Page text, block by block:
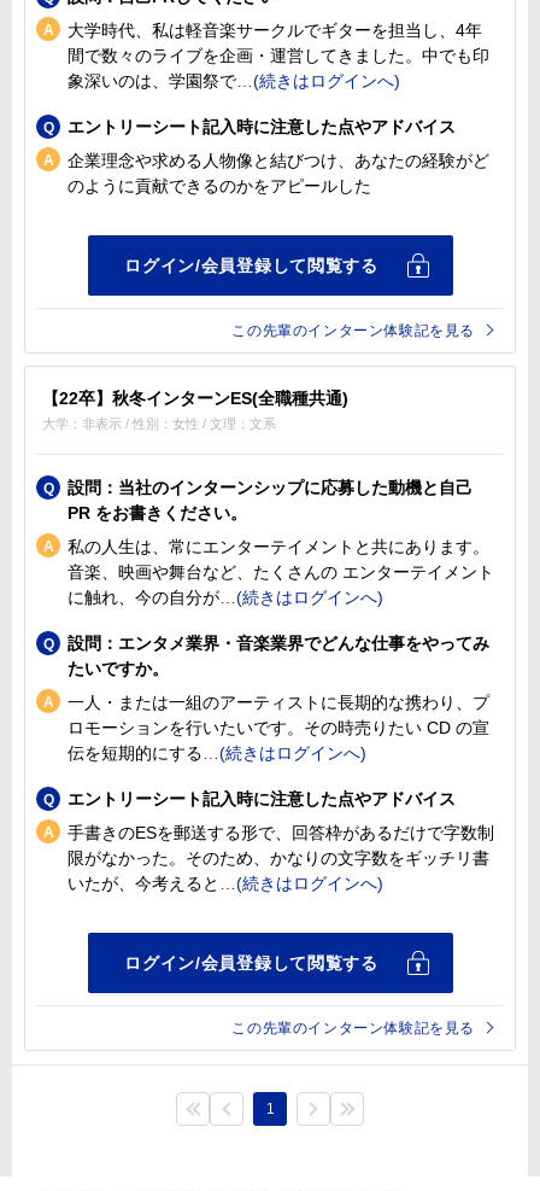
大学時代、私は軽音楽サークルでギターを担当し、4年
間で数々のライブを企画・運営してきました。中でも印
象深いのは、学園祭で
エントリーシート記入時に注意した点やアドバイス
企業理念や求める人物像と結びつけ、あなたの経験がど
のように貢献できるのかをアピールした
この先輩のインターン体験記を見る
【22卒】秋冬インターンES(全職種共通)
大学：非表示 / 性別：女性 / 文理：文系
設問：当社のインターンシップに応募した動機と自己
PR をお書きください。
私の人生は、常にエンターテイメントと共にあります。
音楽、映画や舞台など、たくさんの エンターテイメント
に触れ、今の自分が
設問：エンタメ業界・音楽業界でどんな仕事をやってみ
たいですか。
一人・または一組のアーティストに長期的な携わり、プ
ロモーションを行いたいです。その時売りたい CD の宣
伝を短期的にする
エントリーシート記入時に注意した点やアドバイス
手書きのESを郵送する形で、回答枠があるだけで字数制
限がなかった。そのため、かなりの文字数をギッチリ書
いたが、今考えると
この先輩のインターン体験記を見る
1